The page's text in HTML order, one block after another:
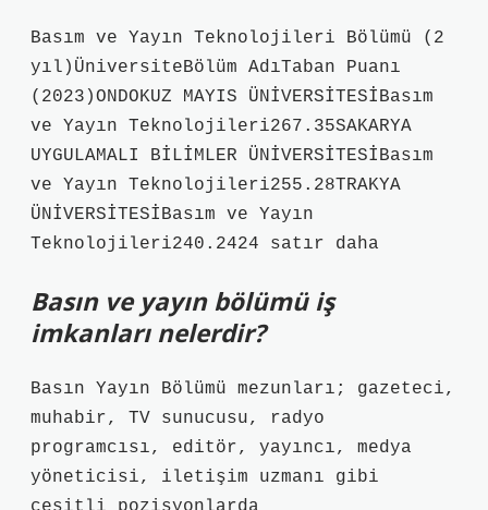
Basım ve Yayın Teknolojileri Bölümü (2
yıl)ÜniversiteBölüm AdıTaban Puanı
(2023)ONDOKUZ MAYIS ÜNİVERSİTESİBasım
ve Yayın Teknolojileri267.35SAKARYA
UYGULAMALI BİLİMLER ÜNİVERSİTESİBasım
ve Yayın Teknolojileri255.28TRAKYA
ÜNİVERSİTESİBasım ve Yayın
Teknolojileri240.2424 satır daha
Basın ve yayın bölümü iş
imkanları nelerdir?
Basın Yayın Bölümü mezunları; gazeteci,
muhabir, TV sunucusu, radyo
programcısı, editör, yayıncı, medya
yöneticisi, iletişim uzmanı gibi